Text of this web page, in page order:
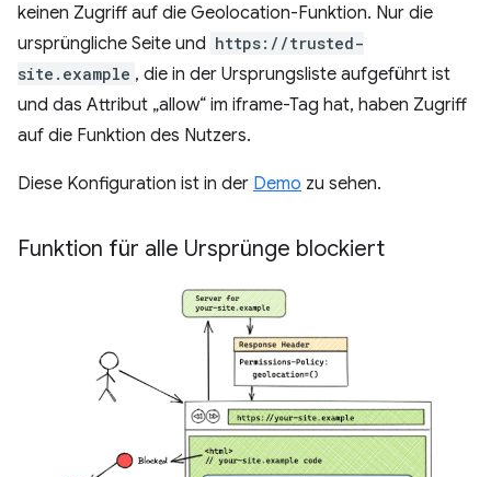
keinen Zugriff auf die Geolocation-Funktion. Nur die
ursprüngliche Seite und https://trusted-
site.example , die in der Ursprungsliste aufgeführt ist
und das Attribut „allow“ im iframe-Tag hat, haben Zugriff
auf die Funktion des Nutzers.
Diese Konfiguration ist in der Demo zu sehen.
Funktion für alle Ursprünge blockiert